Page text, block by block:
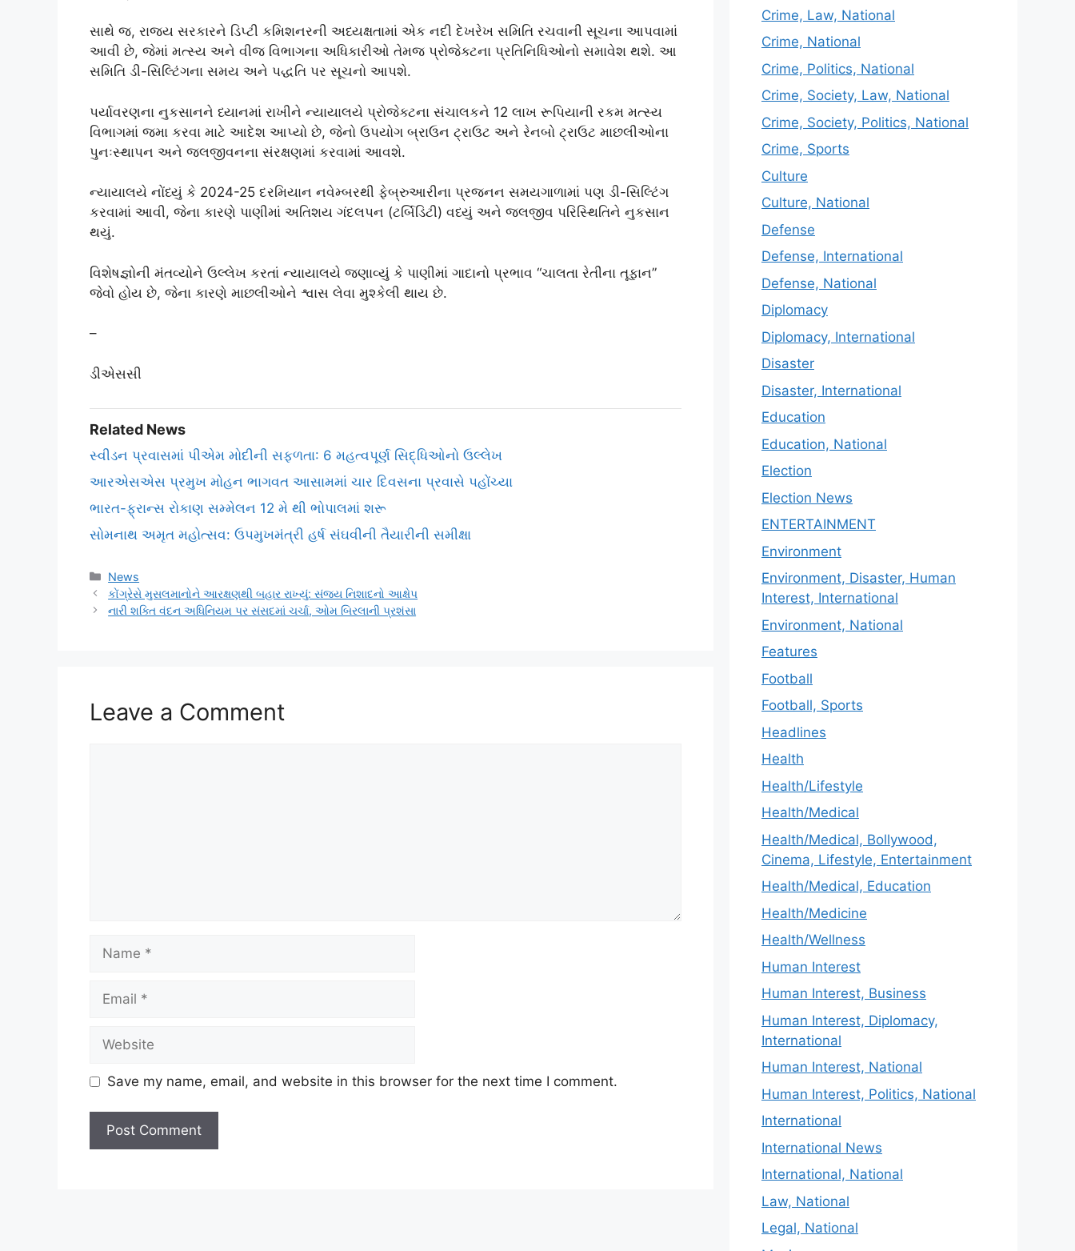
સાથે જ, રાજ્ય સરકારને ડિપ્ટી કમિશનરની અધ્યક્ષતામાં એક નદી દેખરેખ સમિતિ રચવાની સૂચના આપવામાં
આવી છે, જેમાં મત્સ્ય અને વીજ વિભાગના અધિકારીઓ તેમજ પ્રોજેક્ટના પ્રતિનિધિઓનો સમાવેશ થશે. આ
સમિતિ ડી-સિલ્ટિંગના સમય અને પદ્ધતિ પર સૂચનો આપશે.
પર્યાવરણના નુકસાનને ધ્યાનમાં રાખીને ન્યાયાલયે પ્રોજેક્ટના સંચાલકને 12 લાખ રૂપિયાની રકમ મત્સ્ય
વિભાગમાં જમા કરવા માટે આદેશ આપ્યો છે, જેનો ઉપયોગ બ્રાઉન ટ્રાઉટ અને રેનબો ટ્રાઉટ માછલીઓના
પુનઃસ્થાપન અને જલજીવનના સંરક્ષણમાં કરવામાં આવશે.
ન્યાયાલયે નોંધ્યું કે 2024-25 દરમિયાન નવેમ્બરથી ફેબ્રુઆરીના પ્રજનન સમયગાળામાં પણ ડી-સિલ્ટિંગ
કરવામાં આવી, જેના કારણે પાણીમાં અતિશય ગંદલપન (ટર્બિડિટી) વધ્યું અને જલજીવ પરિસ્થિતિને નુકસાન
થયું.
વિશેષજ્ઞોની મંતવ્યોને ઉલ્લેખ કરતાં ન્યાયાલયે જણાવ્યું કે પાણીમાં ગાદાનો પ્રભાવ “ચાલતા રેતીના તૂફાન”
જેવો હોય છે, જેના કારણે માછલીઓને શ્વાસ લેવા મુશ્કેલી થાય છે.
–
ડીએસસી
Related News
સ્વીડન પ્રવાસમાં પીએમ મોદીની સફળતા: 6 મહત્વપૂર્ણ સિદ્ધિઓનો ઉલ્લેખ
આરએસએસ પ્રમુખ મોહન ભાગવત આસામમાં ચાર દિવસના પ્રવાસે પહોંચ્યા
ભારત-ફ્રાન્સ રોકાણ સમ્મેલન 12 મે થી ભોપાલમાં શરૂ
સોમનાથ અમૃત મહોત્સવ: ઉપમુખમંત્રી હર્ષ સંઘવીની તૈયારીની સમીક્ષા
Categories
News
કોંગ્રેસે મુસલમાનોને આરક્ષણથી બહાર રાખ્યું: સંજય નિશાદનો આક્ષેપ
નારી શક્તિ વંદન અધિનિયમ પર સંસદમાં ચર્ચા, ઓમ બિરલાની પ્રશંસા
Leave a Comment
Save my name, email, and website in this browser for the next time I comment.
Crime, Law, National
Crime, National
Crime, Politics, National
Crime, Society, Law, National
Crime, Society, Politics, National
Crime, Sports
Culture
Culture, National
Defense
Defense, International
Defense, National
Diplomacy
Diplomacy, International
Disaster
Disaster, International
Education
Education, National
Election
Election News
ENTERTAINMENT
Environment
Environment, Disaster, Human
Interest, International
Environment, National
Features
Football
Football, Sports
Headlines
Health
Health/Lifestyle
Health/Medical
Health/Medical, Bollywood,
Cinema, Lifestyle, Entertainment
Health/Medical, Education
Health/Medicine
Health/Wellness
Human Interest
Human Interest, Business
Human Interest, Diplomacy,
International
Human Interest, National
Human Interest, Politics, National
International
International News
International, National
Law, National
Legal, National